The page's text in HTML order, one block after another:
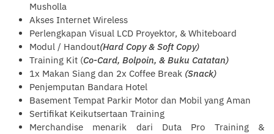
Musholla
Akses Internet Wireless
Perlengkapan Visual LCD Proyektor, & Whiteboard
Modul / Handout(Hard Copy & Soft Copy)
Training Kit (Co-Card, Bolpoin, & Buku Catatan)
1x Makan Siang dan 2x Coffee Break (Snack)
Penjemputan Bandara Hotel
Basement Tempat Parkir Motor dan Mobil yang Aman
Sertifikat Keikutsertaan Training
Merchandise menarik dari Duta Pro Training &